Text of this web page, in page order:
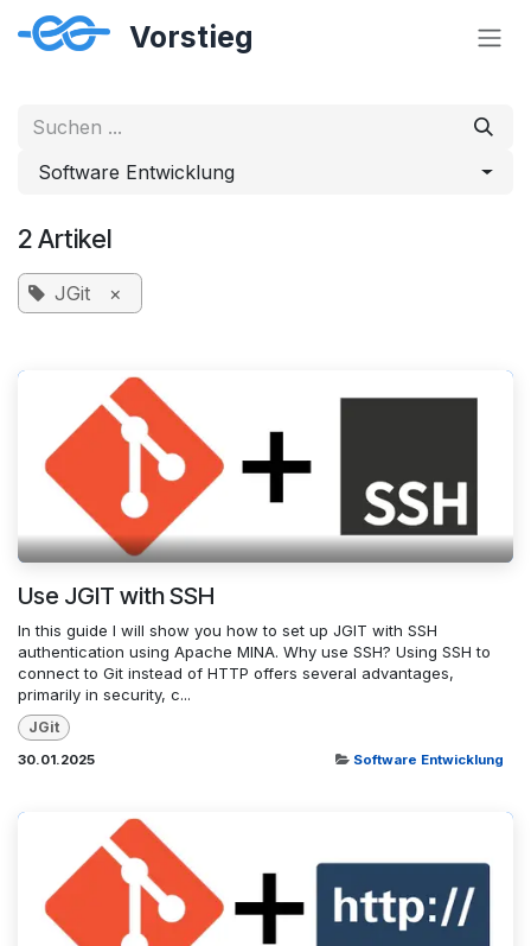
Zum Inhalt springen
Software Entwicklung
2 Artikel
JGit ×
Use JGIT with SSH
In this guide I will show you how to set up JGIT with SSH
authentication using Apache MINA. Why use SSH? Using SSH to
connect to Git instead of HTTP offers several advantages,
primarily in security, c...
JGit
30.01.2025 Software Entwicklung